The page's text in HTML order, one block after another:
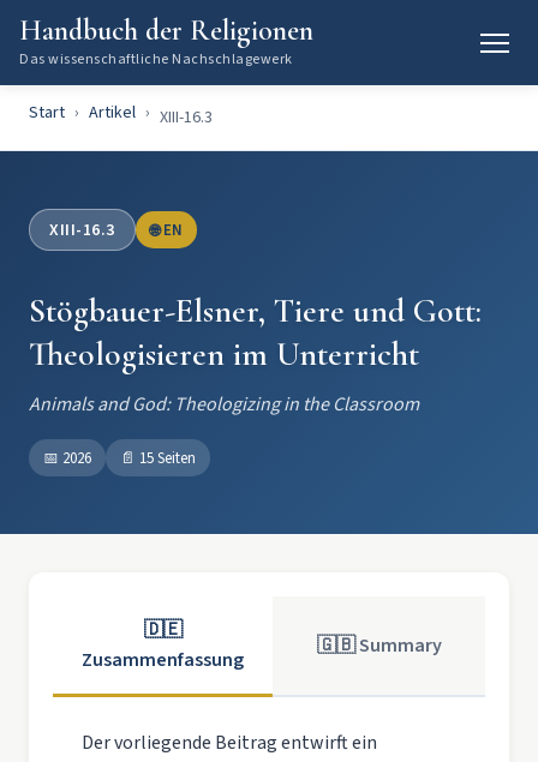
Handbuch der Religionen
Das wissenschaftliche Nachschlagewerk
Start Artikel XIII-16.3
XIII-16.3 🌐 EN
Stögbauer-Elsner, Tiere und Gott:
Theologisieren im Unterricht
Animals and God: Theologizing in the Classroom
📅 2026 📄 15 Seiten
🇩🇪
Zusammenfassung
🇬🇧 Summary
Der vorliegende Beitrag entwirft ein